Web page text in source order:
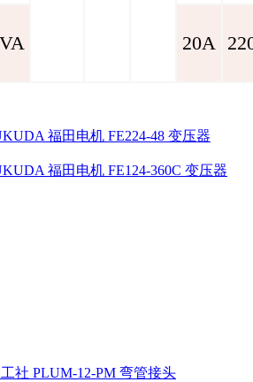
20A
福田电机 FE224-48 变压器
福田电机 FE124-360C 变压器
工社 PLUM-12-PM 弯管接头